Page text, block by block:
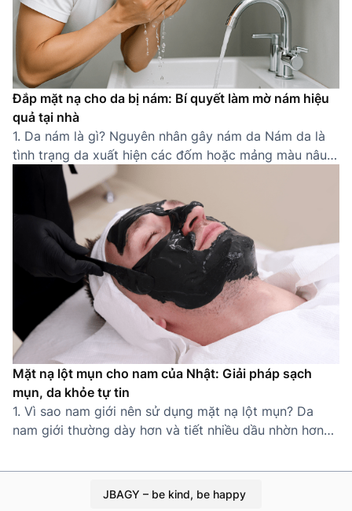
Đắp mặt nạ cho da bị nám: Bí quyết làm mờ nám hiệu
quả tại nhà
1. Da nám là gì? Nguyên nhân gây nám da Nám da là
tình trạng da xuất hiện các đốm hoặc mảng màu nâu
sẫm do sự gia tăng bất thường của sắc tố melanin.
Thường gặp ở các khu vực dễ tiếp xúc ánh nắng như
gò má, trán, mũi, quanh miệng, nám khiến […]
Mặt nạ lột mụn cho nam của Nhật: Giải pháp sạch
mụn, da khỏe tự tin
1. Vì sao nam giới nên sử dụng mặt nạ lột mụn? Da
nam giới thường dày hơn và tiết nhiều dầu nhờn hơn
thành mụn cám, mụn đầu đen. Thói quen sinh hoạt bận
rộn, ít chăm sóc da càng làm tình […]
JBAGY – be kind, be happy